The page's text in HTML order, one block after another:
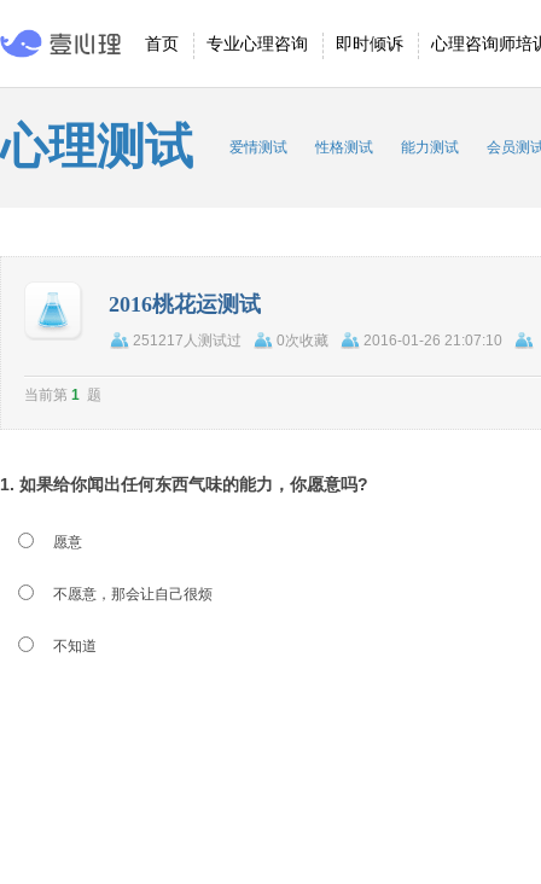
首页 专业心理咨询 即时倾诉 心理咨询师培
心理测试 爱情测试 性格测试 能力测试 会员测
2016桃花运测试
251217人测试过 0次收藏 2016-01-26 21:07:10
当前第 1 题
1. 如果给你闻出任何东西气味的能力，你愿意吗?
愿意
不愿意，那会让自己很烦
不知道